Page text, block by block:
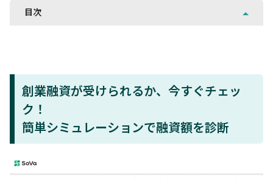
目次
創業融資が受けられるか、今すぐチェッ
ク！
簡単シミュレーションで融資額を診断